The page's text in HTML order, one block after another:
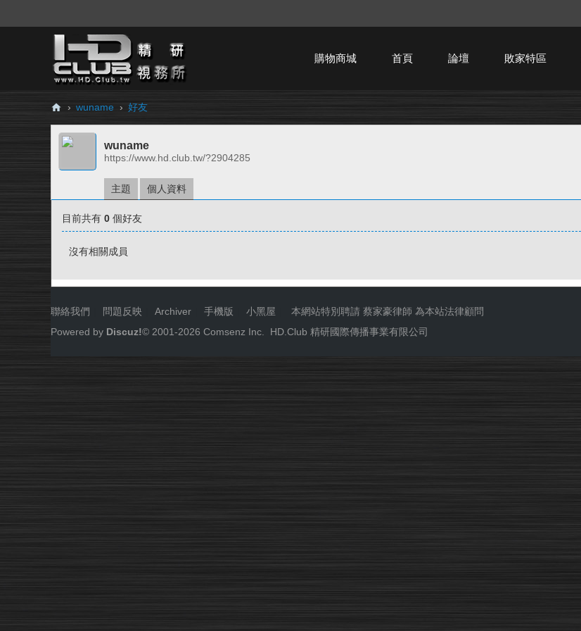
購物商城 首頁 論壇 敗家特區
H
Cl
所
› wuname › 好友
wuname
https://www.hd.club.tw/?2904285
主題 個人資料
目前共有 0 個好友
沒有相關成員
聯絡我們 問題反映 Archiver 手機版 小黑屋 本網站特別聘請 蔡家豪律師 為本站法律顧問
Powered by Discuz!© 2001-2026 Comsenz Inc. HD.Club 精研國際傳播事業有限公司